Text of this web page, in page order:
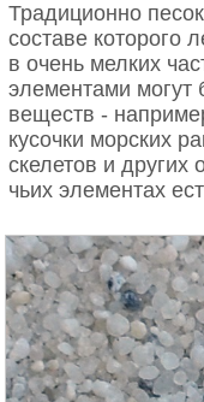
Традиционно
составе которого
в очень мелких
элементами могут
веществ -
кусочки морских
скелетов и других
чьих элементах